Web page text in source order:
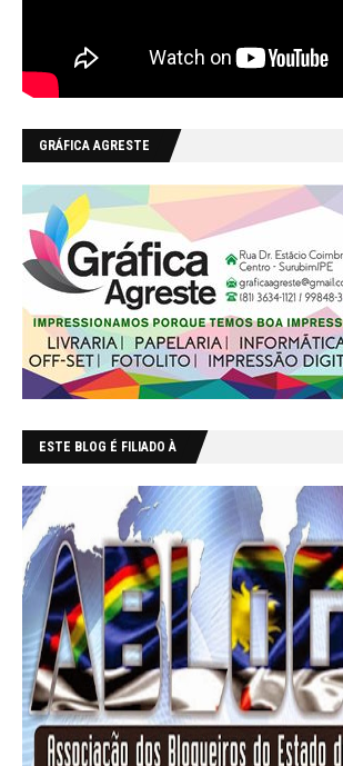
GRÁFICA AGRESTE
ESTE BLOG É FILIADO À